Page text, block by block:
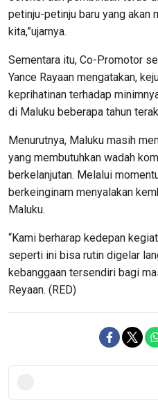
petinju-petinju baru yang akan
kita,”ujarnya.
Sementara itu, Co-Promotor
Yance Rayaan mengatakan,
keprihatinan terhadap
di Maluku beberapa tahun
Menurutnya, Maluku masih
yang membutuhkan wadah
berkelanjutan. Melalui
berkeinginam menyalakan
Maluku.
“Kami berharap kedepan
seperti ini bisa rutin digelar
kebanggaan tersendiri bagi
Reyaan. (RED)